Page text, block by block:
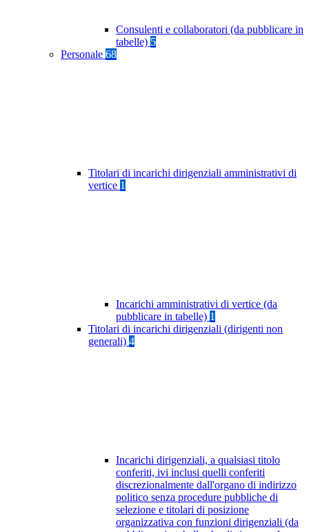
Consulenti e collaboratori (da pubblicare in
tabelle) 5
Personale 68
Titolari di incarichi dirigenziali amministrativi di
vertice 1
Incarichi amministrativi di vertice (da
pubblicare in tabelle) 1
Titolari di incarichi dirigenziali (dirigenti non
generali) 4
Incarichi dirigenziali, a qualsiasi titolo
conferiti, ivi inclusi quelli conferiti
discrezionalmente dall'organo di indirizzo
politico senza procedure pubbliche di
selezione e titolari di posizione
organizzativa con funzioni dirigenziali (da